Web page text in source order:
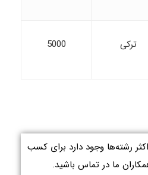
5000 ترکی
رشته‌ها وجود دارد برای کسب
ما در تماس باشید.